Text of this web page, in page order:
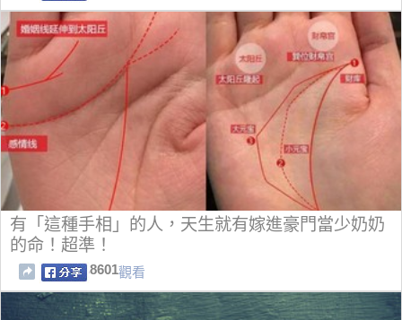
有「這種手相」的人，天生就有嫁進豪門當少奶奶
的命！超準！
8601觀看